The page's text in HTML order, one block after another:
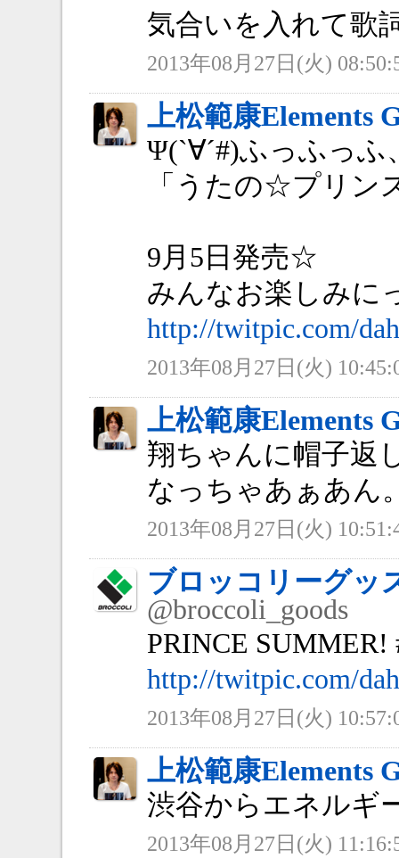
気合いを入れて歌
2013年08月27日(火)
上松範康Elements
Ψ(`∀´#)ふっふっふ
「うたの☆プリン
9月5日発売☆
みんなお楽しみ
http://twitpic.com/
2013年08月27日(火)
上松範康Elements
翔ちゃんに帽子返
なっちゃあぁあん
2013年08月27日(火)
ブロッコリーグッ
@broccoli_goods
PRINCE SUMMER!
http://twitpic.com/
2013年08月27日(火)
上松範康Elements
渋谷からエネルギ
2013年08月27日(火)